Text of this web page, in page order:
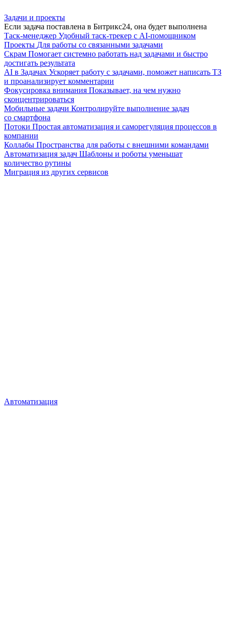
Задачи и проекты
Если задача поставлена в Битрикс24, она будет выполнена
Таск-менеджер Удобный таск-трекер с AI-помощником
Проекты Для работы со связанными задачами
Скрам Помогает системно работать над задачами и быстро
достигать результата
AI в Задачах Ускоряет работу с задачами, поможет написать ТЗ
и проанализирует комментарии
Фокусировка внимания Показывает, на чем нужно
сконцентрироваться
Мобильные задачи Контролируйте выполнение задач
со смартфона
Потоки Простая автоматизация и саморегуляция процессов в
компании
Коллабы Пространства для работы с внешними командами
Автоматизация задач Шаблоны и роботы уменьшат
количество рутины
Миграция из других сервисов
Автоматизация